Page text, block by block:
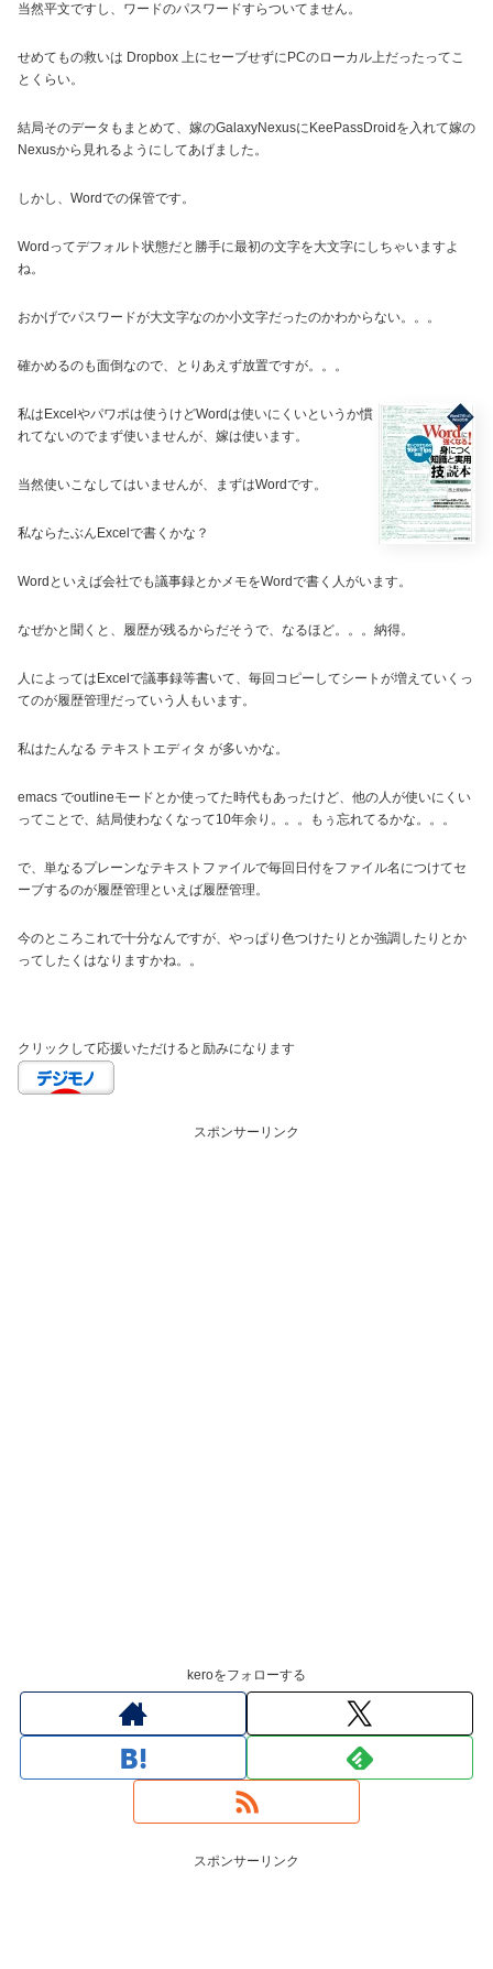
当然平文ですし、ワードのパスワードすらついてません。
せめてもの救いは Dropbox 上にセーブせずにPCのローカル上だったってこ
とくらい。
結局そのデータもまとめて、嫁のGalaxyNexusにKeePassDroidを入れて嫁の
Nexusから見れるようにしてあげました。
しかし、Wordでの保管です。
Wordってデフォルト状態だと勝手に最初の文字を大文字にしちゃいますよ
ね。
おかげでパスワードが大文字なのか小文字だったのかわからない。。。
確かめるのも面倒なので、とりあえず放置ですが。。。
私はExcelやパワポは使うけどWordは使いにくいというか慣
れてないのでまず使いませんが、嫁は使います。
当然使いこなしてはいませんが、まずはWordです。
私ならたぶんExcelで書くかな？
Wordといえば会社でも議事録とかメモをWordで書く人がいます。
なぜかと聞くと、履歴が残るからだそうで、なるほど。。。納得。
人によってはExcelで議事録等書いて、毎回コピーしてシートが増えていくっ
てのが履歴管理だっていう人もいます。
私はたんなる テキストエディタ が多いかな。
emacs でoutlineモードとか使ってた時代もあったけど、他の人が使いにくい
ってことで、結局使わなくなって10年余り。。。もぅ忘れてるかな。。。
で、単なるプレーンなテキストファイルで毎回日付をファイル名につけてセ
ーブするのが履歴管理といえば履歴管理。
今のところこれで十分なんですが、やっぱり色つけたりとか強調したりとか
ってしたくはなりますかね。。
クリックして応援いただけると励みになります
スポンサーリンク
keroをフォローする
スポンサーリンク